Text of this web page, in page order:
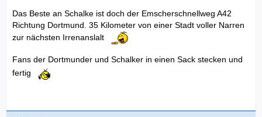
Das Beste an Schalke ist doch der Emscherschnellweg A42
Richtung Dortmund. 35 Kilometer von einer Stadt voller Narren
zur nächsten Irrenanslalt
Fans der Dortmunder und Schalker in einen Sack stecken und
fertig